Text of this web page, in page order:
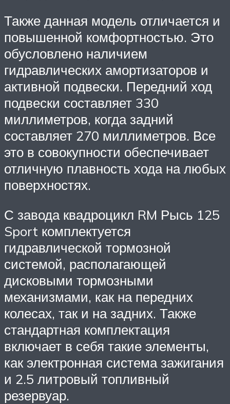
Также данная модель отличается и
повышенной комфортностью. Это
обусловлено наличием
гидравлических амортизаторов и
активной подвески. Передний ход
подвески составляет 330
миллиметров, когда задний
составляет 270 миллиметров. Все
это в совокупности обеспечивает
отличную плавность хода на любых
поверхностях.
С завода квадроцикл RM Рысь 125
Sport комплектуется
гидравлической тормозной
системой, располагающей
дисковыми тормозными
механизмами, как на передних
колесах, так и на задних. Также
стандартная комплектация
включает в себя такие элементы,
как электронная система зажигания
и 2.5 литровый топливный
резервуар.